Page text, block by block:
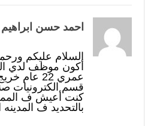
احمد حسن ابراهيم
السلام عليكم
أكون موظف لدي
عمري 22
قسم الكترونيات
كنت أعيش ف
بالتحديد ف